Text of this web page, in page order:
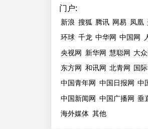
门户:
新浪 搜狐 腾讯 网易 凤凰
环球 千龙 中华网 中国网
央视网 新华网 慧聪网 大
东方网 和讯网 北青网 国
中国青年网 中国日报网 中
中国新闻网 中国广播网 垂
海外媒体 其他